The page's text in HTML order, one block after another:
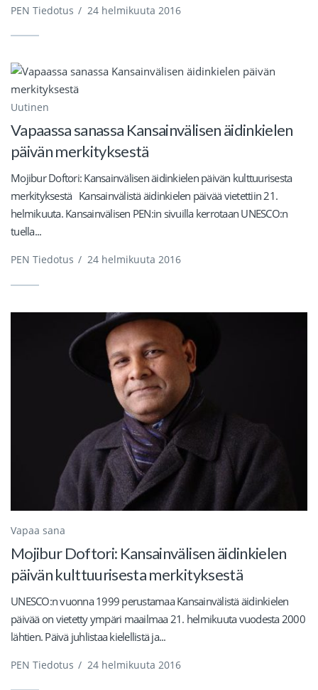
PEN Tiedotus / 24 helmikuuta 2016
Uutinen
Vapaassa sanassa Kansainvälisen äidinkielen
päivän merkityksestä
Mojibur Doftori: Kansainvälisen äidinkielen päivän kulttuurisesta
merkityksestä Kansainvälistä äidinkielen päivää vietettiin 21.
helmikuuta. Kansainvälisen PEN:in sivuilla kerrotaan UNESCO:n
tuella...
PEN Tiedotus / 24 helmikuuta 2016
Vapaa sana
Mojibur Doftori: Kansainvälisen äidinkielen
päivän kulttuurisesta merkityksestä
UNESCO:n vuonna 1999 perustamaa Kansainvälistä äidinkielen
päivää on vietetty ympäri maailmaa 21. helmikuuta vuodesta 2000
lähtien. Päivä juhlistaa kielellistä ja...
PEN Tiedotus / 24 helmikuuta 2016